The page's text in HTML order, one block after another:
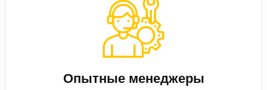
Опытные менеджеры